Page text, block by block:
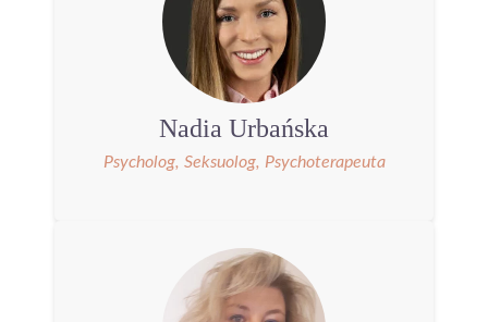
Nadia Urbańska
Psycholog, Seksuolog, Psychoterapeuta